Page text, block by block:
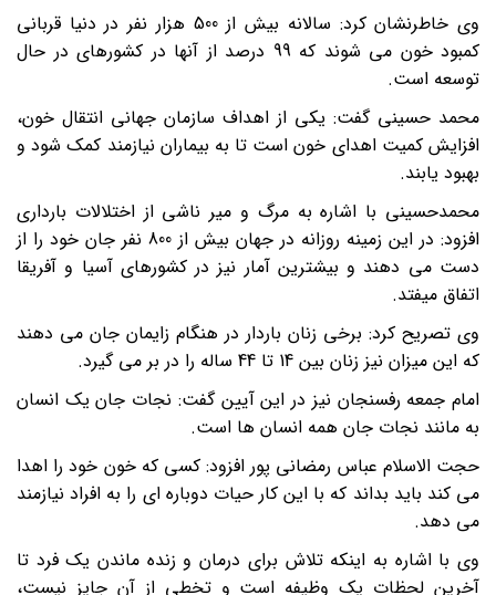
وی خاطرنشان کرد: سالانه بیش از 500 هزار نفر در دنیا قربانی
کمبود خون می شوند که 99 درصد از آنها در کشورهای در حال
توسعه است.
محمد حسینی گفت: یکی از اهداف سازمان جهانی انتقال خون،
افزایش کمیت اهدای خون است تا به بیماران نیازمند کمک شود و
بهبود یابند.
محمدحسینی با اشاره به مرگ و میر ناشی از اختلالات بارداری
افزود: در این زمینه روزانه در جهان بیش از 800 نفر جان خود را از
دست می دهند و بیشترین آمار نیز در کشورهای آسیا و آفریقا
اتفاق میفتد.
وی تصریح کرد: برخی زنان باردار در هنگام زایمان جان می دهند
که این میزان نیز زنان بین 14 تا 44 ساله را در بر می گیرد
.
امام جمعه رفسنجان نیز در این آیین گفت: نجات جان یک انسان
به مانند نجات جان همه انسان ها است.
حجت الاسلام عباس رمضانی پور افزود: کسی که خون خود را اهدا
می کند باید بداند که با این کار حیات دوباره ای را به افراد نیازمند
می دهد.
وی با اشاره به اینکه تلاش برای درمان و زنده ماندن یک فرد تا
آخرین لحظات یک وظیفه است و تخطی از آن جایز نیست،